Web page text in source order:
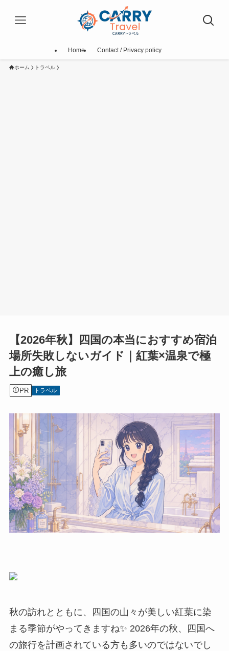
Home Contact / Privacy policy
ホーム トラベル
【2026年秋】四国の本当におすすめ宿泊
場所失敗しないガイド｜紅葉×温泉で極
上の癒し旅
PR トラベル
秋の訪れとともに、四国の山々が美しい紅葉に染
まる季節がやってきますね✨ 2026年の秋、四国へ
の旅行を計画されている方も多いのではないでし